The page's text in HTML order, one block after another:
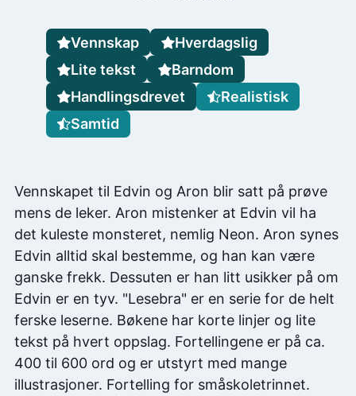
Vennskapet til Edvin og Aron blir satt på prøve
mens de leker. Aron mistenker at Edvin vil ha
det kuleste monsteret, nemlig Neon. Aron synes
Edvin alltid skal bestemme, og han kan være
ganske frekk. Dessuten er han litt usikker på om
Edvin er en tyv. "Lesebra" er en serie for de helt
ferske leserne. Bøkene har korte linjer og lite
tekst på hvert oppslag. Fortellingene er på ca.
400 til 600 ord og er utstyrt med mange
illustrasjoner. Fortelling for småskoletrinnet.
Vennskap
Hverdagslig
Lite tekst
Barndom
Handlingsdrevet
Realistisk
Samtid